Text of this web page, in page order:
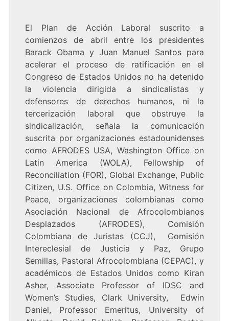
El Plan de Acción Laboral suscrito a
comienzos de abril entre los presidentes
Barack Obama y Juan Manuel Santos para
acelerar el proceso de ratificación en el
Congreso de Estados Unidos no ha detenido
la violencia dirigida a sindicalistas y
defensores de derechos humanos, ni la
tercerización laboral que obstruye la
sindicalización, señala la comunicación
suscrita por organizaciones estadounidenses
como AFRODES USA, Washington Office on
Latin America (WOLA), Fellowship of
Reconciliation (FOR), Global Exchange, Public
Citizen, U.S. Office on Colombia, Witness for
Peace, organizaciones colombianas como
Asociación Nacional de Afrocolombianos
Desplazados (AFRODES), Comisión
Colombiana de Juristas (CCJ), Comisión
Intereclesial de Justicia y Paz, Grupo
Semillas, Pastoral Afrocolombiana (CEPAC), y
académicos de Estados Unidos como Kiran
Asher, Associate Professor of IDSC and
Women’s Studies, Clark University, Edwin
Daniel, Professor Emeritus, University of